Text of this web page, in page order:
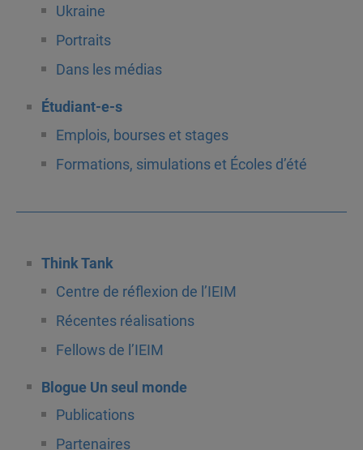
Ukraine
Portraits
Dans les médias
Étudiant-e-s
Emplois, bourses et stages
Formations, simulations et Écoles d’été
Think Tank
Centre de réflexion de l’IEIM
Récentes réalisations
Fellows de l’IEIM
Blogue Un seul monde
Publications
Partenaires